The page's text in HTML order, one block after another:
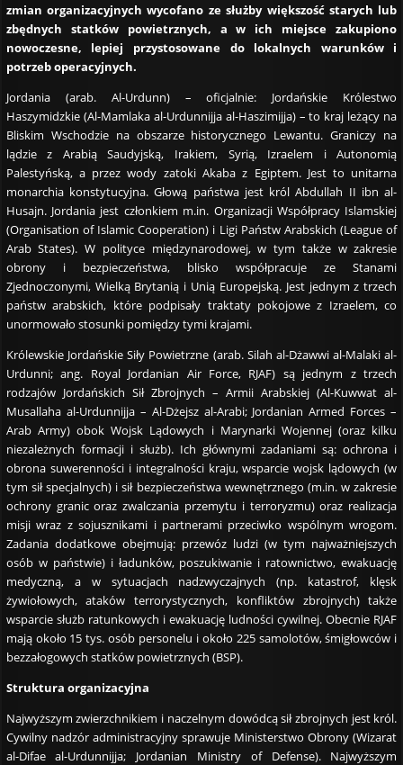
zmian organizacyjnych wycofano ze służby większość starych lub
zbędnych statków powietrznych, a w ich miejsce zakupiono
nowoczesne, lepiej przystosowane do lokalnych warunków i
potrzeb operacyjnych.
Jordania (arab. Al-Urdunn) – oficjalnie: Jordańskie Królestwo
Haszymidzkie (Al-Mamlaka al-Urdunnijja al-Haszimijja) – to kraj leżący na
Bliskim Wschodzie na obszarze historycznego Lewantu. Graniczy na
lądzie z Arabią Saudyjską, Irakiem, Syrią, Izraelem i Autonomią
Palestyńską, a przez wody zatoki Akaba z Egiptem. Jest to unitarna
monarchia konstytucyjna. Głową państwa jest król Abdullah II ibn al-
Husajn. Jordania jest członkiem m.in. Organizacji Współpracy Islamskiej
(Organisation of Islamic Cooperation) i Ligi Państw Arabskich (League of
Arab States). W polityce międzynarodowej, w tym także w zakresie
obrony i bezpieczeństwa, blisko współpracuje ze Stanami
Zjednoczonymi, Wielką Brytanią i Unią Europejską. Jest jednym z trzech
państw arabskich, które podpisały traktaty pokojowe z Izraelem, co
unormowało stosunki pomiędzy tymi krajami.
Królewskie Jordańskie Siły Powietrzne (arab. Silah al-Dżawwi al-Malaki al-
Urdunni; ang. Royal Jordanian Air Force, RJAF) są jednym z trzech
rodzajów Jordańskich Sił Zbrojnych – Armii Arabskiej (Al-Kuwwat al-
Musallaha al-Urdunnijja – Al-Dżejsz al-Arabi; Jordanian Armed Forces –
Arab Army) obok Wojsk Lądowych i Marynarki Wojennej (oraz kilku
niezależnych formacji i służb). Ich głównymi zadaniami są: ochrona i
obrona suwerenności i integralności kraju, wsparcie wojsk lądowych (w
tym sił specjalnych) i sił bezpieczeństwa wewnętrznego (m.in. w zakresie
ochrony granic oraz zwalczania przemytu i terroryzmu) oraz realizacja
misji wraz z sojusznikami i partnerami przeciwko wspólnym wrogom.
Zadania dodatkowe obejmują: przewóz ludzi (w tym najważniejszych
osób w państwie) i ładunków, poszukiwanie i ratownictwo, ewakuację
medyczną, a w sytuacjach nadzwyczajnych (np. katastrof, klęsk
żywiołowych, ataków terrorystycznych, konfliktów zbrojnych) także
wsparcie służb ratunkowych i ewakuację ludności cywilnej. Obecnie RJAF
mają około 15 tys. osób personelu i około 225 samolotów, śmigłowców i
bezzałogowych statków powietrznych (BSP).
Struktura organizacyjna
Najwyższym zwierzchnikiem i naczelnym dowódcą sił zbrojnych jest król.
Cywilny nadzór administracyjny sprawuje Ministerstwo Obrony (Wizarat
al-Difae al-Urdunnijja; Jordanian Ministry of Defense). Najwyższym